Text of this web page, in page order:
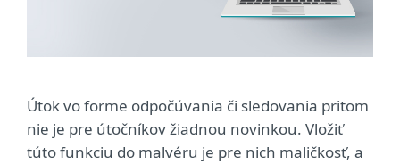
Útok vo forme odpočúvania či sledovania pritom
nie je pre útočníkov žiadnou novinkou. Vložiť
túto funkciu do malvéru je pre nich maličkosť, a